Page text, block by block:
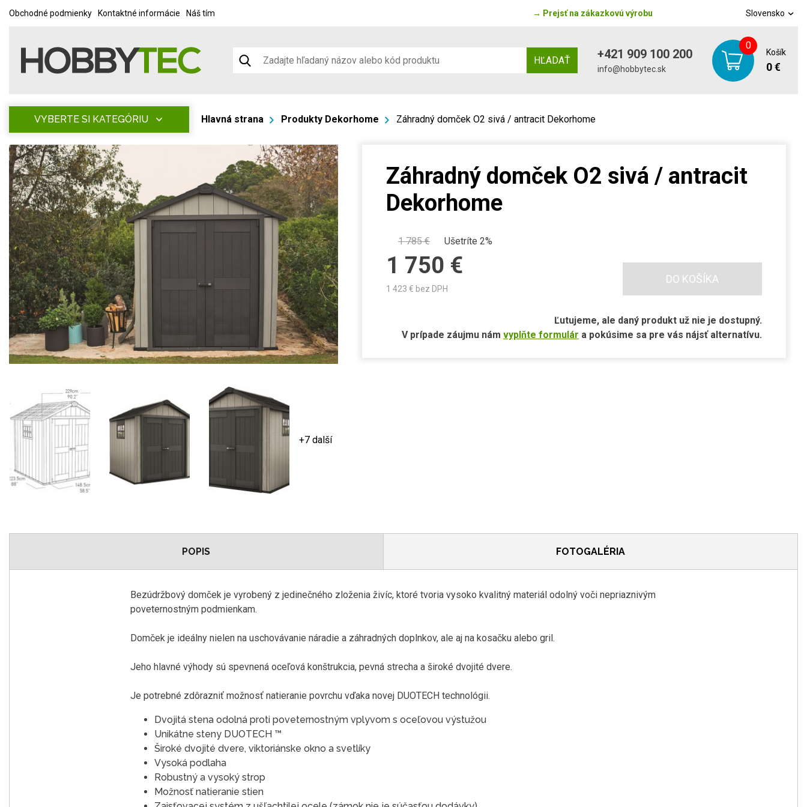
Obchodné podmienky Kontaktné informácie Náš tím → Prejsť na zákazkovú výrobu Slovensko
HĽADAŤ +421 909 100 200
info@hobbytec.sk
0
Košík
0 €
VYBERTE SI KATEGÓRIU Hlavná strana Produkty Dekorhome Záhradný domček O2 sivá / antracit Dekorhome
+7 další
Záhradný domček O2 sivá / antracit
Dekorhome
1 785€ Ušetríte 2%
1 750 €
1 423 € bez DPH
DO KOŠÍKA
Ľutujeme, ale daný produkt už nie je dostupný.
V prípade záujmu nám vyplňte formulár a pokúsime sa pre vás nájsť alternatívu.
POPIS FOTOGALÉRIA
Bezúdržbový domček je vyrobený z jedinečného zloženia živíc, ktoré tvoria vysoko kvalitný materiál odolný voči nepriaznivým
poveternostným podmienkam.
Domček je ideálny nielen na uschovávanie náradie a záhradných doplnkov, ale aj na kosačku alebo gril.
Jeho hlavné výhody sú spevnená oceľová konštrukcia, pevná strecha a široké dvojité dvere.
Je potrebné zdôrazniť možnosť natieranie povrchu vďaka novej DUOTECH technológii.
Dvojitá stena odolná proti poveternostným vplyvom s oceľovou výstužou
Unikátne steny DUOTECH ™
Široké dvojité dvere, viktoriánske okno a svetlíky
Vysoká podlaha
Robustný a vysoký strop
Možnosť natieranie stien